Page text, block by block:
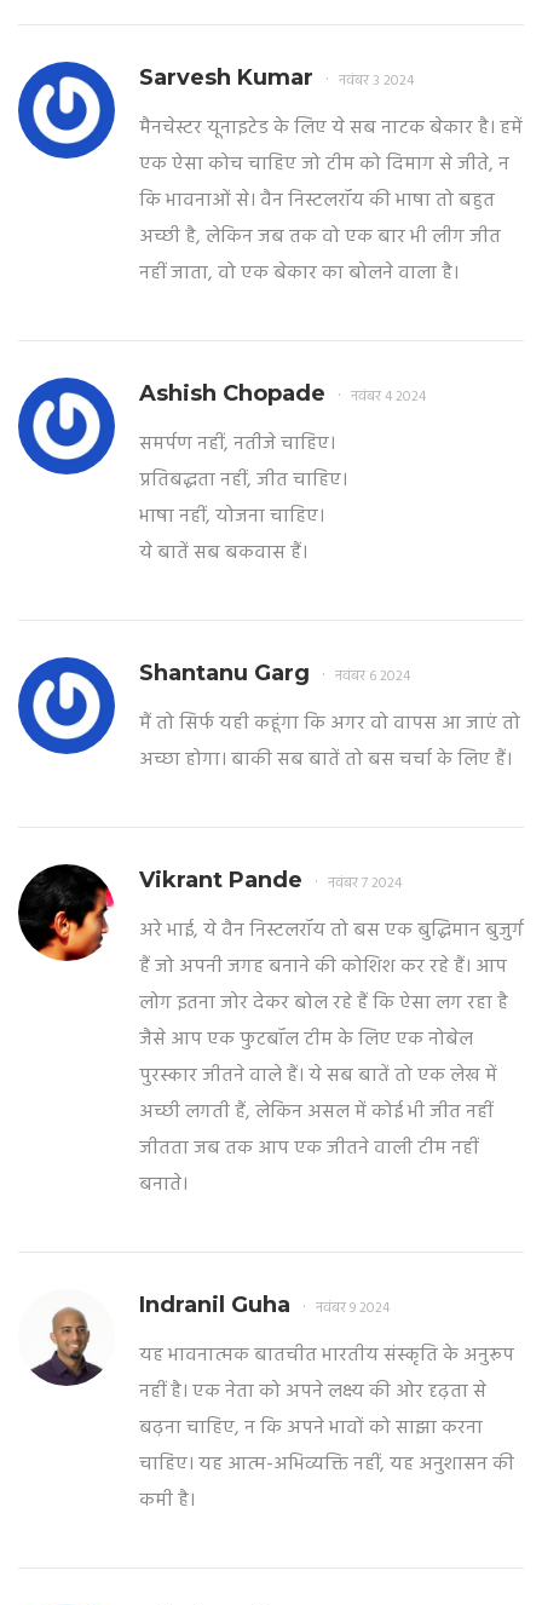
Sarvesh Kumar नवंबर 3 2024
मैनचेस्टर यूनाइटेड के लिए ये सब नाटक बेकार है। हमें
एक ऐसा कोच चाहिए जो टीम को दिमाग से जीते, न
कि भावनाओं से। वैन निस्टलरॉय की भाषा तो बहुत
अच्छी है, लेकिन जब तक वो एक बार भी लीग जीत
नहीं जाता, वो एक बेकार का बोलने वाला है।
Ashish Chopade नवंबर 4 2024
समर्पण नहीं, नतीजे चाहिए।
प्रतिबद्धता नहीं, जीत चाहिए।
भाषा नहीं, योजना चाहिए।
ये बातें सब बकवास हैं।
Shantanu Garg नवंबर 6 2024
मैं तो सिर्फ यही कहूंगा कि अगर वो वापस आ जाएं तो
अच्छा होगा। बाकी सब बातें तो बस चर्चा के लिए हैं।
Vikrant Pande नवंबर 7 2024
अरे भाई, ये वैन निस्टलरॉय तो बस एक बुद्धिमान बुजुर्ग
हैं जो अपनी जगह बनाने की कोशिश कर रहे हैं। आप
लोग इतना जोर देकर बोल रहे हैं कि ऐसा लग रहा है
जैसे आप एक फुटबॉल टीम के लिए एक नोबेल
पुरस्कार जीतने वाले हैं। ये सब बातें तो एक लेख में
अच्छी लगती हैं, लेकिन असल में कोई भी जीत नहीं
जीतता जब तक आप एक जीतने वाली टीम नहीं
बनाते।
Indranil Guha नवंबर 9 2024
यह भावनात्मक बातचीत भारतीय संस्कृति के अनुरूप
नहीं है। एक नेता को अपने लक्ष्य की ओर दृढ़ता से
बढ़ना चाहिए, न कि अपने भावों को साझा करना
चाहिए। यह आत्म-अभिव्यक्ति नहीं, यह अनुशासन की
कमी है।